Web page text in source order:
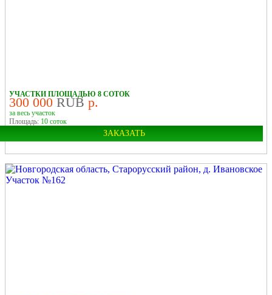
УЧАСТКИ ПЛОЩАДЬЮ 8 СОТОК
300 000 RUB р.
за весь участок
Площадь: 10 соток
ЗАКАЗАТЬ
Город: Старая Русса